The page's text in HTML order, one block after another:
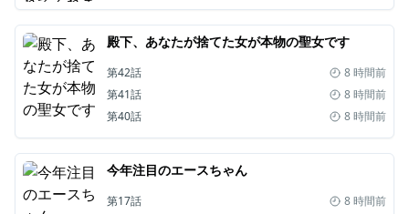
殿下、あなたが捨てた女が本物の聖女です
第42話
8 時間前
第41話
8 時間前
第40話
8 時間前
今年注目のエースちゃん
第17話
8 時間前